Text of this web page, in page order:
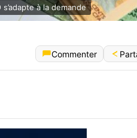
à la demande
Commenter